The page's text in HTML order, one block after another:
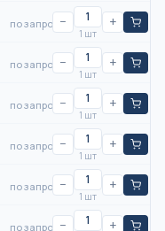
по запросу−
1 шт
+
по запросу−
1 шт
+
по запросу−
1 шт
+
по запросу−
1 шт
+
по запросу−
1 шт
+
по запросу− +